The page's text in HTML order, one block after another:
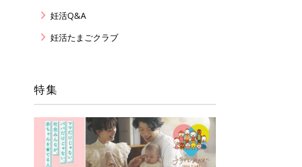
妊活Q&A
妊活たまごクラブ
特集